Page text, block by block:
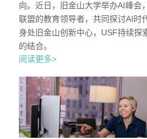
向。近日，旧金山大学举办AI峰会
联盟的教育领导者，共同探讨AI时
身处旧金山创新中心，USF持续探
的结合。
阅读更多>